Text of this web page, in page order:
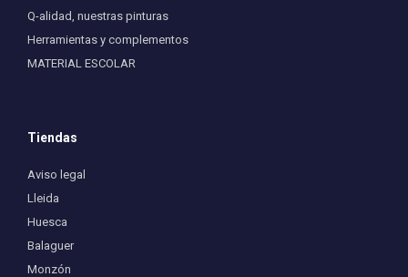
Q-alidad, nuestras pinturas
Herramientas y complementos
MATERIAL ESCOLAR
Tiendas
Aviso legal
Lleida
Huesca
Balaguer
Monzón